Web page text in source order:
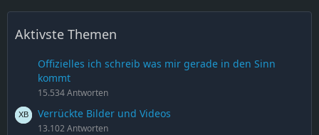
Aktivste Themen
Offizielles ich schreib was mir gerade in den Sinn
kommt
15.534 Antworten
Verrückte Bilder und Videos
13.102 Antworten